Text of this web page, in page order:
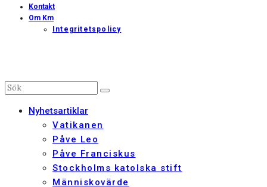
Kontakt
Om Km
Integritetspolicy
Nyhetsartiklar
Vatikanen
Påve Leo
Påve Franciskus
Stockholms katolska stift
Människovärde